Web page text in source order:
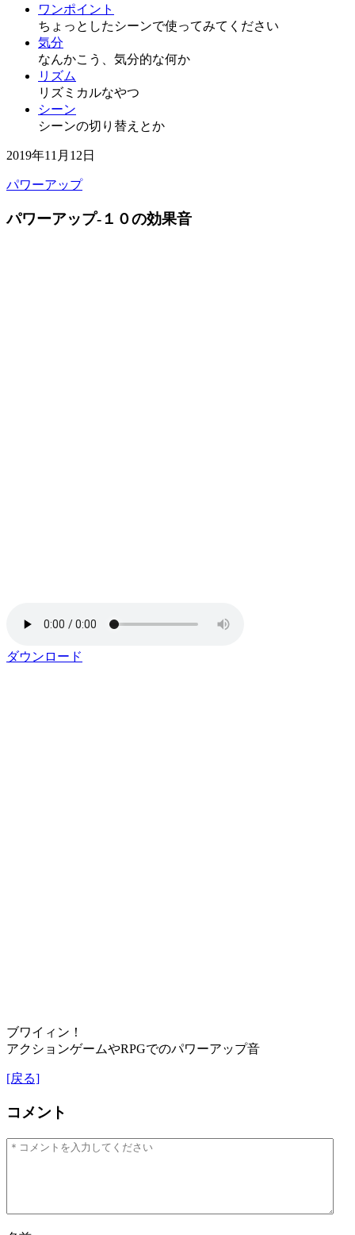
ワンポイント
ちょっとしたシーンで使ってみてください
気分
なんかこう、気分的な何か
リズム
リズミカルなやつ
シーン
シーンの切り替えとか
2019年11月12日
パワーアップ
パワーアップ-１０の効果音
ダウンロード
ブワイィン！
アクションゲームやRPGでのパワーアップ音
[戻る]
コメント